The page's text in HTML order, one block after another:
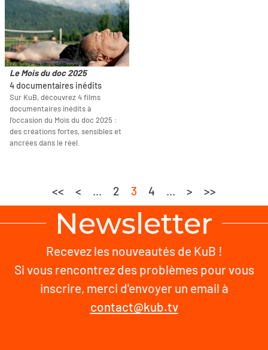
Le Mois du doc 2025
4 documentaires inédits
Sur KuB, découvrez 4 films
documentaires inédits à
l’occasion du Mois du doc 2025 :
des créations fortes, sensibles et
ancrées dans le réel.
<< < ... 2 3 4 ... > >>
Newsletter
Recevez les nouveautés de KuB !
Si vous rencontrez des problèmes pour vous
inscrire, merci d'envoyer un email à
contact@kub.tv